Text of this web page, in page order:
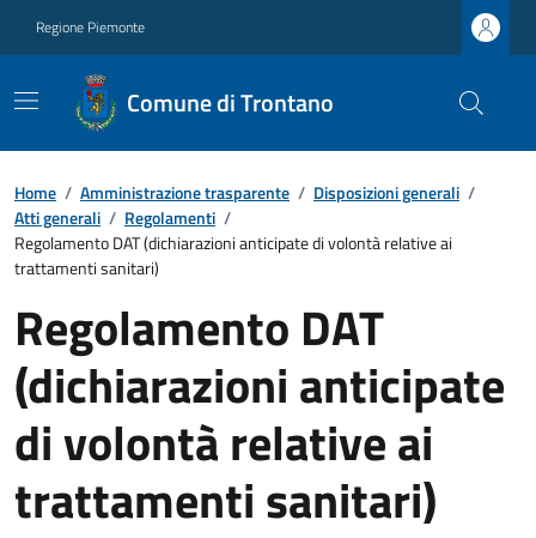
Regione Piemonte
Comune di Trontano
Home / Amministrazione trasparente / Disposizioni generali /
Atti generali / Regolamenti /
Regolamento DAT (dichiarazioni anticipate di volontà relative ai
trattamenti sanitari)
Regolamento DAT
(dichiarazioni anticipate
di volontà relative ai
trattamenti sanitari)